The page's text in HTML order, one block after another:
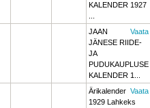
KALENDER 1927
Vaata
JAAN
JÄNESE RIIDE-
JA
PUDUKAUPLUSE
KALENDER 1...
Vaata
Ärikalender
1929 Lahkeks